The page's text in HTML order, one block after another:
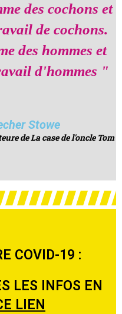
des cochons et
de cochons.
des hommes et
d'hommes "
Stowe
de La case de l'oncle Tom
COVID-19 :
LES INFOS EN
LIEN